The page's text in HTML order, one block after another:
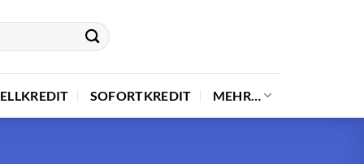
SOFORTKREDIT MEHR…